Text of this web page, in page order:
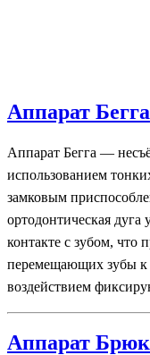
Аппарат Бегга
Аппарат Бегга —
использованием
замковым
ортодонтическая дуга
контакте с зубом, что
перемещающих зубы к
воздействием
Аппарат